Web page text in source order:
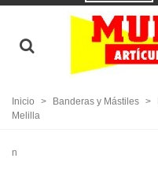
Inicio > Banderas y Mástiles >
Melilla
n